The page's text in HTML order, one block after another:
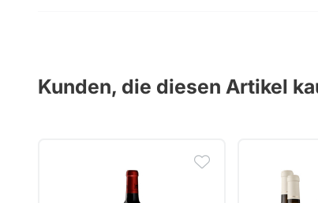
Kunden, die diesen Artikel